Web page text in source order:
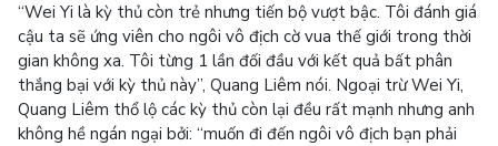
“Wei Yi là kỳ thủ còn trẻ nhưng tiến bộ vượt bậc. Tôi đánh giá
cậu ta sẽ ứng viên cho ngôi vô địch cờ vua thế giới trong thời
gian không xa. Tôi từng 1 lần đối đầu với kết quả bất phân
thắng bại với kỳ thủ này”, Quang Liêm nói. Ngoại trừ Wei Yi,
Quang Liêm thổ lộ các kỳ thủ còn lại đều rất mạnh nhưng anh
không hề ngán ngại bởi: “muốn đi đến ngôi vô địch bạn phải